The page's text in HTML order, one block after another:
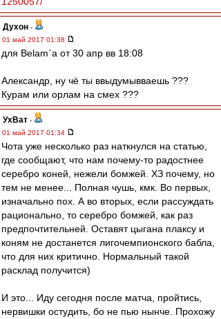
Духон -
01 май 2017 01:38
для Belam`a от 30 апр вв 18:08
Александр, ну чё ты ввыдумывваешь ???
Курам или орлам на смех ???
УхВат -
01 май 2017 01:34
Чота уже несколько раз наткнулся на статью,
где сообщают, что нам почему-то радостнее
серебро коней, нежели бомжей. ХЗ почему, но
тем не менее... Полная чушь, кмк. Во первых,
изначально пох. А во вторых, если рассуждать
рационально, то серебро бомжей, как раз
предпочтительней. Оставят цыгана плаксу и
коням не достанется лигочемпионского бабла,
что для них критично. Нормальный такой
расклад получится)
И это... Иду сегодня после матча, пройтись,
нервишки остудить, бо не пью нынче. Прохожу